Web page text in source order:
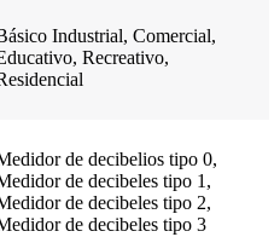
Industrial, Comercial,
Recreativo,
de decibelios tipo 0,
de decibeles tipo 1,
de decibeles tipo 2,
de decibeles tipo 3